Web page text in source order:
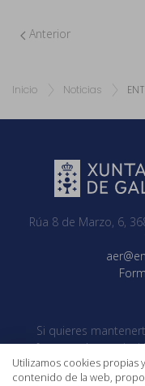
Anterior
Inicio Noticias
Rúa 8 de Marzo, 6,
Si quieres
referente a la
Utilizamos cookies propias
contenido de la web,